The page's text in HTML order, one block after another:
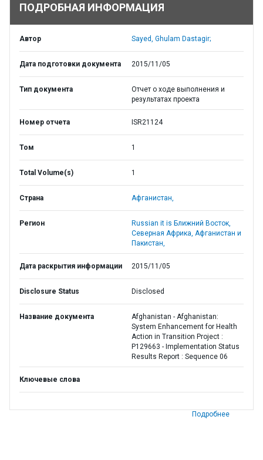
ПОДРОБНАЯ ИНФОРМАЦИЯ
Автор Sayed, Ghulam Dastagir;
Дата подготовки документа 2015/11/05
Тип документа
Отчет о ходе выполнения и
результатах проекта
Номер отчета ISR21124
Том 1
Total Volume(s) 1
Страна Афганистан,
Регион
Russian it is Ближний Восток,
Северная Африка, Афганистан и
Пакистан,
Дата раскрытия информации 2015/11/05
Disclosure Status Disclosed
Название документа
Afghanistan - Afghanistan:
System Enhancement for Health
Action in Transition Project :
P129663 - Implementation Status
Results Report : Sequence 06
Ключевые слова
Подробнее